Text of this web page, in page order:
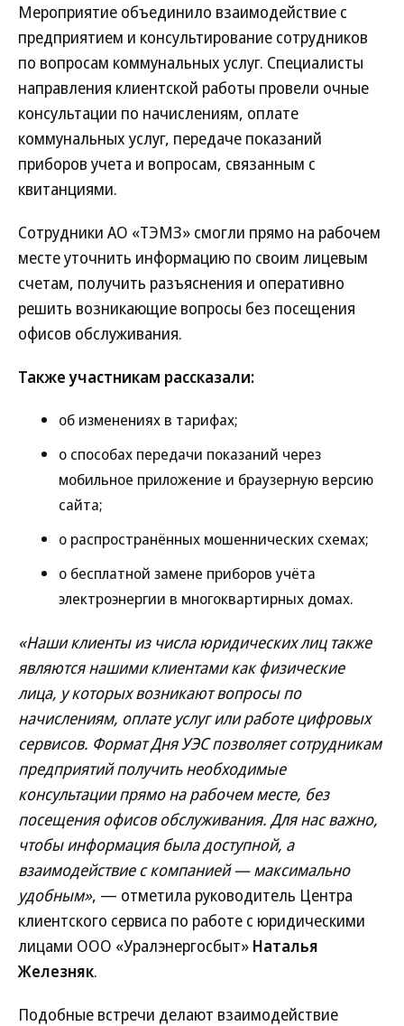
Мероприятие объединило взаимодействие с
предприятием и консультирование сотрудников
по вопросам коммунальных услуг. Специалисты
направления клиентской работы провели очные
консультации по начислениям, оплате
коммунальных услуг, передаче показаний
приборов учета и вопросам, связанным с
квитанциями.
Сотрудники АО «ТЭМЗ» смогли прямо на рабочем
месте уточнить информацию по своим лицевым
счетам, получить разъяснения и оперативно
решить возникающие вопросы без посещения
офисов обслуживания.
Также участникам рассказали:
об изменениях в тарифах;
о способах передачи показаний через
мобильное приложение и браузерную версию
сайта;
о распространённых мошеннических схемах;
о бесплатной замене приборов учёта
электроэнергии в многоквартирных домах.
«Наши клиенты из числа юридических лиц также
являются нашими клиентами как физические
лица, у которых возникают вопросы по
начислениям, оплате услуг или работе цифровых
сервисов. Формат Дня УЭС позволяет сотрудникам
предприятий получить необходимые
консультации прямо на рабочем месте, без
посещения офисов обслуживания. Для нас важно,
чтобы информация была доступной, а
взаимодействие с компанией — максимально
удобным», — отметила руководитель Центра
клиентского сервиса по работе с юридическими
лицами ООО «Уралэнергосбыт» Наталья
Железняк.
Подобные встречи делают взаимодействие